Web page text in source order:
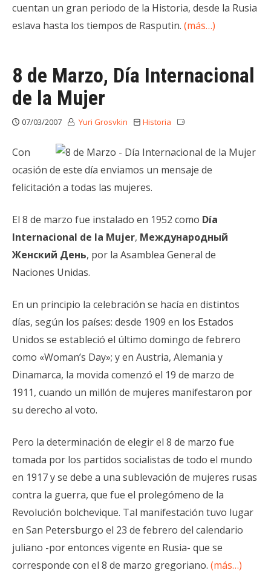
cuentan un gran periodo de la Historia, desde la Rusia
eslava hasta los tiempos de Rasputin. (más…)
8 de Marzo, Día Internacional
de la Mujer
07/03/2007 Yuri Grosvkin Historia
Con
ocasión de este día enviamos un mensaje de
felicitación a todas las mujeres.
El 8 de marzo fue instalado en 1952 como Día
Internacional de la Mujer, Международный
Женский День, por la Asamblea General de
Naciones Unidas.
En un principio la celebración se hacía en distintos
días, según los países: desde 1909 en los Estados
Unidos se estableció el último domingo de febrero
como «Woman’s Day»; y en Austria, Alemania y
Dinamarca, la movida comenzó el 19 de marzo de
1911, cuando un millón de mujeres manifestaron por
su derecho al voto.
Pero la determinación de elegir el 8 de marzo fue
tomada por los partidos socialistas de todo el mundo
en 1917 y se debe a una sublevación de mujeres rusas
contra la guerra, que fue el prolegómeno de la
Revolución bolchevique. Tal manifestación tuvo lugar
en San Petersburgo el 23 de febrero del calendario
juliano -por entonces vigente en Rusia- que se
corresponde con el 8 de marzo gregoriano. (más…)